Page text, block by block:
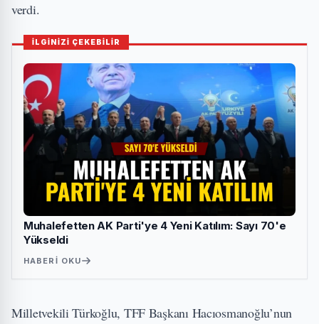
verdi.
İLGİNİZİ ÇEKEBİLİR
Muhalefetten AK Parti'ye 4 Yeni Katılım: Sayı 70'e
Yükseldi
HABERI OKU
Milletvekili Türkoğlu, TFF Başkanı Hacıosmanoğlu’nun